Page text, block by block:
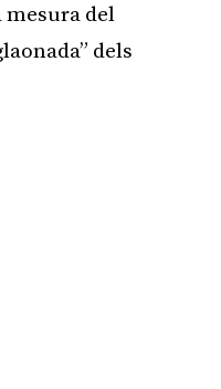
mesura del
dels